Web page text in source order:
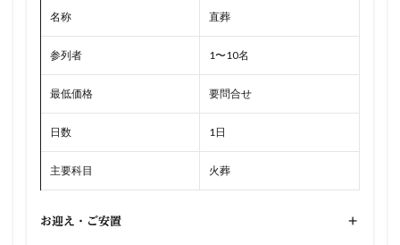
名称 直葬
参列者 1〜10名
最低価格 要問合せ
日数 1日
主要科目 火葬
お迎え・ご安置 +